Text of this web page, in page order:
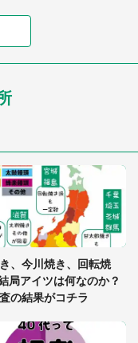
性を感じる」 ふわふ
たにこれをあげる」
持ち悪い」 道端でバ
〟に6.5万人戦慄
大パニック。隣席の青
したら...」 体験談に
ならまだしも...」「ハ
、今川焼き、回転焼
局アイツは何なのか？
の結果がコチラ